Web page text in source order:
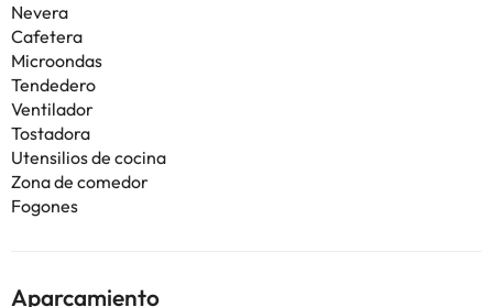
Nevera
Cafetera
Microondas
Tendedero
Ventilador
Tostadora
Utensilios de cocina
Zona de comedor
Fogones
Aparcamiento